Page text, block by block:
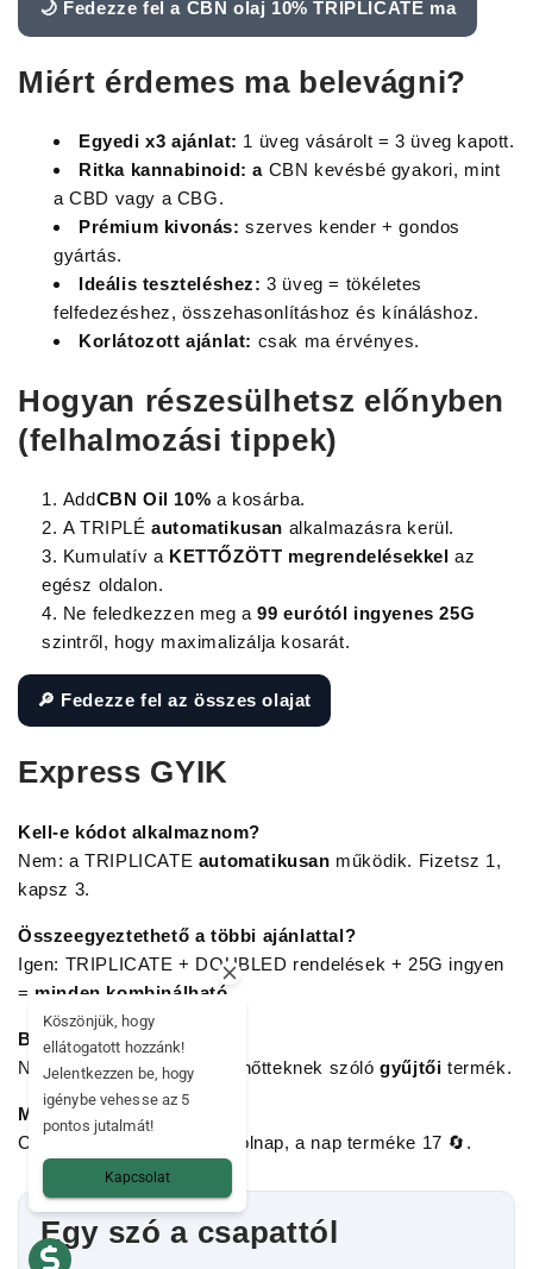
🌙 Fedezze fel a CBN olaj 10% TRIPLICATE ma
Miért érdemes ma belevágni?
Egyedi x3 ajánlat: 1 üveg vásárolt = 3 üveg kapott.
Ritka kannabinoid: a CBN kevésbé gyakori, mint
a CBD vagy a CBG.
Prémium kivonás: szerves kender + gondos
gyártás.
Ideális teszteléshez: 3 üveg = tökéletes
felfedezéshez, összehasonlításhoz és kínáláshoz.
Korlátozott ajánlat: csak ma érvényes.
Hogyan részesülhetsz előnyben
(felhalmozási tippek)
AddCBN Oil 10% a kosárba.
A TRIPLÉautomatikusan alkalmazásra kerül.
Kumulatív a KETTŐZÖTT megrendelésekkel az
egész oldalon.
Ne feledkezzen meg a99 eurótól ingyenes 25G
szintről, hogy maximalizálja kosarát.
🔎 Fedezze fel az összes olajat
Express GYIK
Kell-e kódot alkalmaznom?
Nem: a TRIPLICATE automatikusan működik. Fizetsz 1,
kapsz 3.
Összeegyeztethető a többi ajánlattal?
Igen: TRIPLICATE + DOUBLED rendelések + 25G ingyen
= minden kombinálható
Bármilyen orvosi igény?
Nincs. A CBN-olaj csak felnőtteknek szólógyűjtői termék.
Meddig tart az ajánlat?
Csak 24 órán keresztül. Holnap, a nap terméke 17 🔄.
Egy szó a csapattól
Köszönjük, hogy
ellátogatott hozzánk!
Jelentkezzen be, hogy
igénybe vehesse az 5
pontos jutalmát!
Kapcsolat